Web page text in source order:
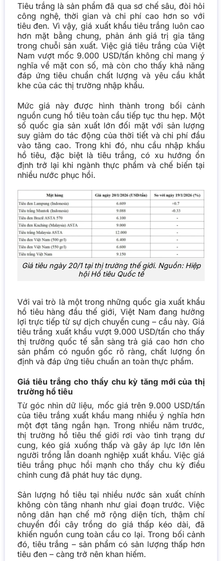
Tiêu trắng là sản phẩm đã qua sơ chế sâu, đòi hỏi
công nghệ, thời gian và chi phí cao hơn so với
tiêu đen. Vì vậy, giá xuất khẩu tiêu trắng luôn cao
hơn mặt bằng chung, phản ánh giá trị gia tăng
trong chuỗi sản xuất. Việc giá tiêu trắng của Việt
Nam vượt mốc 9.000 USD/tấn không chỉ mang ý
nghĩa về mặt con số, mà còn cho thấy khả năng
đáp ứng tiêu chuẩn chất lượng và yêu cầu khắt
khe của các thị trường nhập khẩu.
Mức giá này được hình thành trong bối cảnh
nguồn cung hồ tiêu toàn cầu tiếp tục thu hẹp. Một
số quốc gia sản xuất lớn đối mặt với sản lượng
suy giảm do tác động của thời tiết và chi phí đầu
vào tăng cao. Trong khi đó, nhu cầu nhập khẩu
hồ tiêu, đặc biệt là tiêu trắng, có xu hướng ổn
định trở lại khi ngành thực phẩm và chế biến tại
nhiều nước phục hồi.
Giá tiêu ngày 20/1 tại thị trường thế giới. Nguồn: Hiệp
hội Hồ tiêu Quốc tế
Với vai trò là một trong những quốc gia xuất khẩu
hồ tiêu hàng đầu thế giới, Việt Nam đang hưởng
lợi trực tiếp từ sự dịch chuyển cung – cầu này. Giá
tiêu trắng xuất khẩu vượt 9.000 USD/tấn cho thấy
thị trường quốc tế sẵn sàng trả giá cao hơn cho
sản phẩm có nguồn gốc rõ ràng, chất lượng ổn
định và đáp ứng tiêu chuẩn an toàn thực phẩm.
Giá tiêu trắng cho thấy chu kỳ tăng mới của thị
trường hồ tiêu
Từ góc nhìn dữ liệu, mốc giá trên 9.000 USD/tấn
của tiêu trắng xuất khẩu mang nhiều ý nghĩa hơn
một đợt tăng ngắn hạn. Trong nhiều năm trước,
thị trường hồ tiêu thế giới rơi vào tình trạng dư
cung, kéo giá xuống thấp và gây áp lực lớn lên
người trồng lẫn doanh nghiệp xuất khẩu. Việc giá
tiêu trắng phục hồi mạnh cho thấy chu kỳ điều
chỉnh cung đã phát huy tác dụng.
Sản lượng hồ tiêu tại nhiều nước sản xuất chính
không còn tăng nhanh như giai đoạn trước. Việc
nông dân hạn chế mở rộng diện tích, thậm chí
chuyển đổi cây trồng do giá thấp kéo dài, đã
khiến nguồn cung toàn cầu co lại. Trong bối cảnh
đó, tiêu trắng – sản phẩm có sản lượng thấp hơn
tiêu đen – càng trở nên khan hiếm.